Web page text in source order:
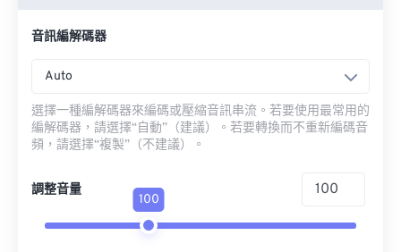
音訊編解碼器
Auto
選擇一種編解碼器來編碼或壓縮音訊串流。若要使用最常用的
編解碼器，請選擇“自動”（建議）。若要轉換而不重新編碼音
頻，請選擇“複製”（不建議）。
調整音量
100